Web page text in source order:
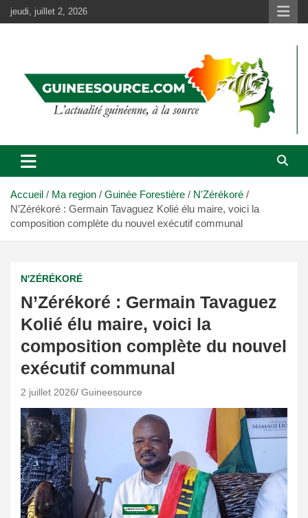
Aller
au
jeudi, juillet 2, 2026
Accueil Ma region Guinée Forestière
N'Zérékoré
N’Zérékoré : Germain Tavaguez Kolié élu maire, voici la
composition complète du nouvel exécutif communal
N'ZÉRÉKORÉ
N’Zérékoré : Germain Tavaguez
Kolié élu maire, voici la
composition complète du nouvel
exécutif communal
2 juillet 2026 Guineesource